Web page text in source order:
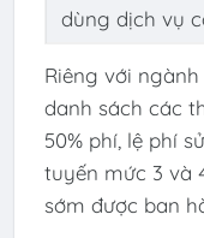
dùng dịch vụ
Riêng với
danh sách các
50% phí, lệ phí
tuyến mức 3 và
sớm được ban